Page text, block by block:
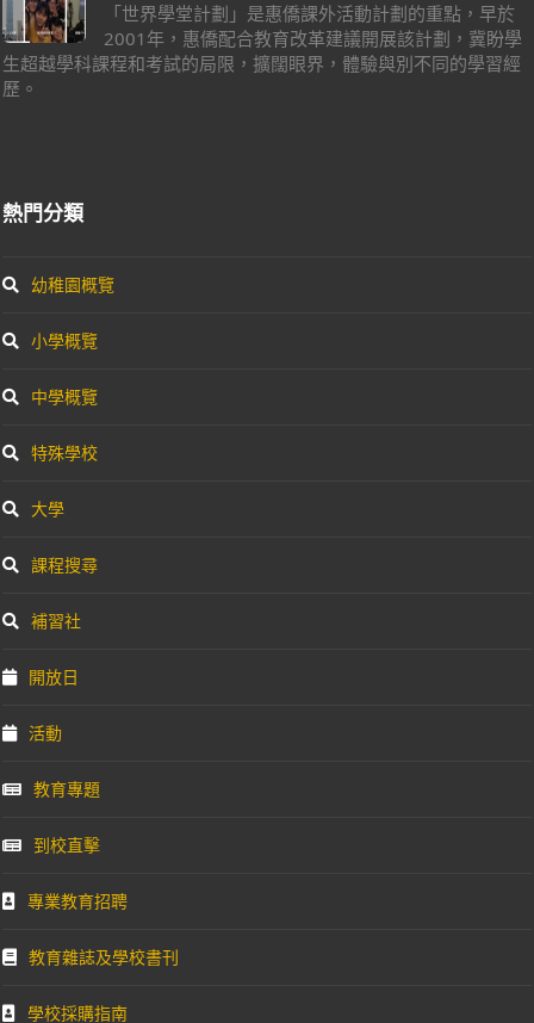
「世界學堂計劃」是惠僑課外活動計劃的重點，早於
2001年，惠僑配合教育改革建議開展該計劃，冀盼學
生超越學科課程和考試的局限，擴闊眼界，體驗與別不同的學習經
歷。
熱門分類
幼稚園概覽
小學概覽
中學概覽
特殊學校
大學
課程搜尋
補習社
開放日
活動
教育專題
到校直擊
專業教育招聘
教育雜誌及學校書刊
學校採購指南